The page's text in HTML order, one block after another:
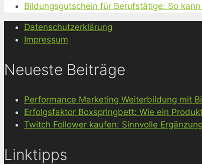
Bildungsgutschein für Berufstätige: So
Datenschutzerklärung
Impressum
Neueste Beiträge
Performance Marketing Weiterbildung mit
Erfolgsfaktor Boxspringbett: Wie ein
Twitch Follower kaufen: Sinnvolle
Linktipps